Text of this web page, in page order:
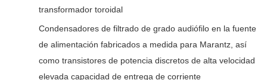
transformador toroidal
Condensadores de filtrado de grado audiófilo en la fuente
de alimentación fabricados a medida para Marantz, así
como transistores de potencia discretos de alta velocidad
elevada capacidad de entrega de corriente